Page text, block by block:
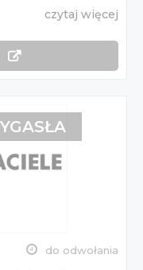
czytaj więcej
do odwołania